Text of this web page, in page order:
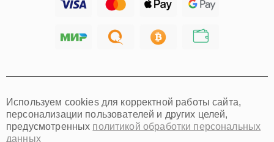
Хабаровск
Омск
Красноярск
Пермь
Используем cookies для корректной работы сайта,
персонализации пользователей и других целей,
предусмотренных политикой обработки персональных
данных